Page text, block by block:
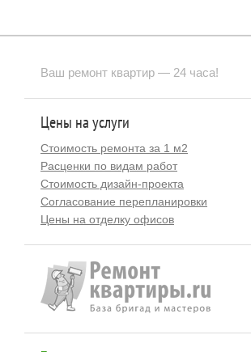
Ваш ремонт квартир — 24 часа!
Цены на услуги
Стоимость ремонта за 1 м2
Расценки по видам работ
Стоимость дизайн-проекта
Согласование перепланировки
Цены на отделку офисов